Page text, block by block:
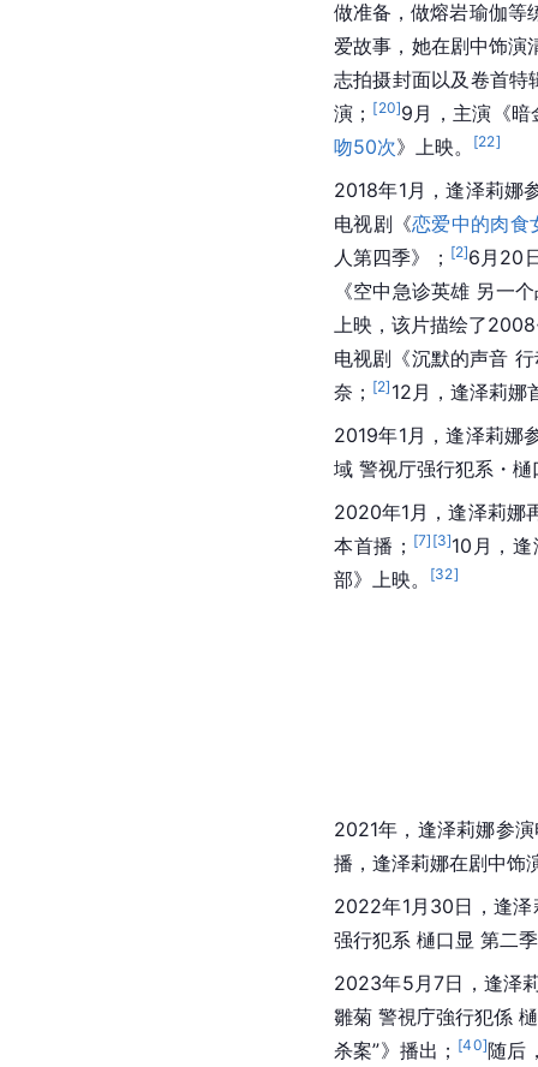
做准备，做熔岩瑜伽等
爱故事，她在剧中饰演
志拍摄封面以及卷首特
演； [20]9月，主演《暗
吻50次》上映。 [22]
2018年1月，逢泽莉娜
电视剧《恋爱中的肉食
人第四季》； [2]6月20
《空中急诊英雄 另一
上映，该片描绘了
电视剧《沉默的声音
奈； [2] 12月，逢泽莉娜
2019年1月，逢泽莉娜
域 警视厅强行犯系・樋
2020年1月，逢泽莉娜
本首播； [7] [3]10月，
部》上映。
[32]
2021年，逢泽莉娜参
播，逢泽莉娜在剧中饰
2022年1月30日，逢
强行犯系 樋口显 第二
2023年5月7日，逢泽
雛菊 警視庁強行犯係
杀案”》播出； [40]随后